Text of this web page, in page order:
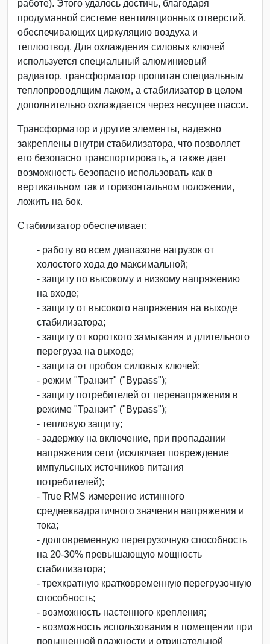
работе). Этого удалось достичь, благодаря
продуманной системе вентиляционных отверстий,
обеспечивающих циркуляцию воздуха и
теплоотвод. Для охлаждения силовых ключей
используется специальный алюминиевый
радиатор, трансформатор пропитан специальным
теплопроводящим лаком, а стабилизатор в целом
дополнительно охлаждается через несущее шасси.
Трансформатор и другие элементы, надежно
закреплены внутри стабилизатора, что позволяет
его безопасно транспортировать, а также дает
возможность безопасно использовать как в
вертикальном так и горизонтальном положении,
ложить на бок.
Стабилизатор обеспечивает:
- работу во всем диапазоне нагрузок от
холостого хода до максимальной;
- защиту по высокому и низкому напряжению
на входе;
- защиту от высокого напряжения на выходе
стабилизатора;
- защиту от короткого замыкания и длительного
перегруза на выходе;
- защита от пробоя силовых ключей;
- режим "Транзит" ("Bypass");
- защиту потребителей от перенапряжения в
режиме "Транзит" ("Bypass");
- тепловую защиту;
- задержку на включение, при пропадании
напряжения сети (исключает повреждение
импульсных источников питания
потребителей);
- True RMS измерение истинного
среднеквадратичного значения напряжения и
тока;
- долговременную перегрузочную способность
на 20-30% превышающую мощность
стабилизатора;
- трехкратную кратковременную перегрузочную
способность;
- возможность настенного крепления;
- возможность использования в помещении при
повышенной влажности и отрицательной